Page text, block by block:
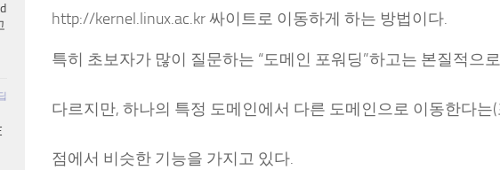
http://kernel.linux.ac.kr 싸이트로 이동하게 하는 방법이다.
특히 초보자가 많이 질문하는 “도메인 포워딩”하고는 본질적으로
다르지만, 하나의 특정 도메인에서 다른 도메인으로 이동한다는
점에서 비슷한 기능을 가지고 있다.